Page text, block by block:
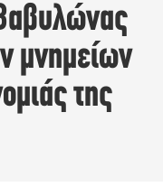
μνημείων
της